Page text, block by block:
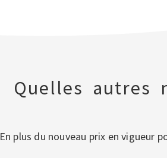
Quelles autres
En plus du nouveau prix en vigueur